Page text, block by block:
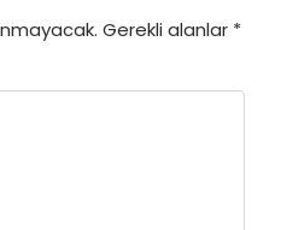
Gerekli alanlar *